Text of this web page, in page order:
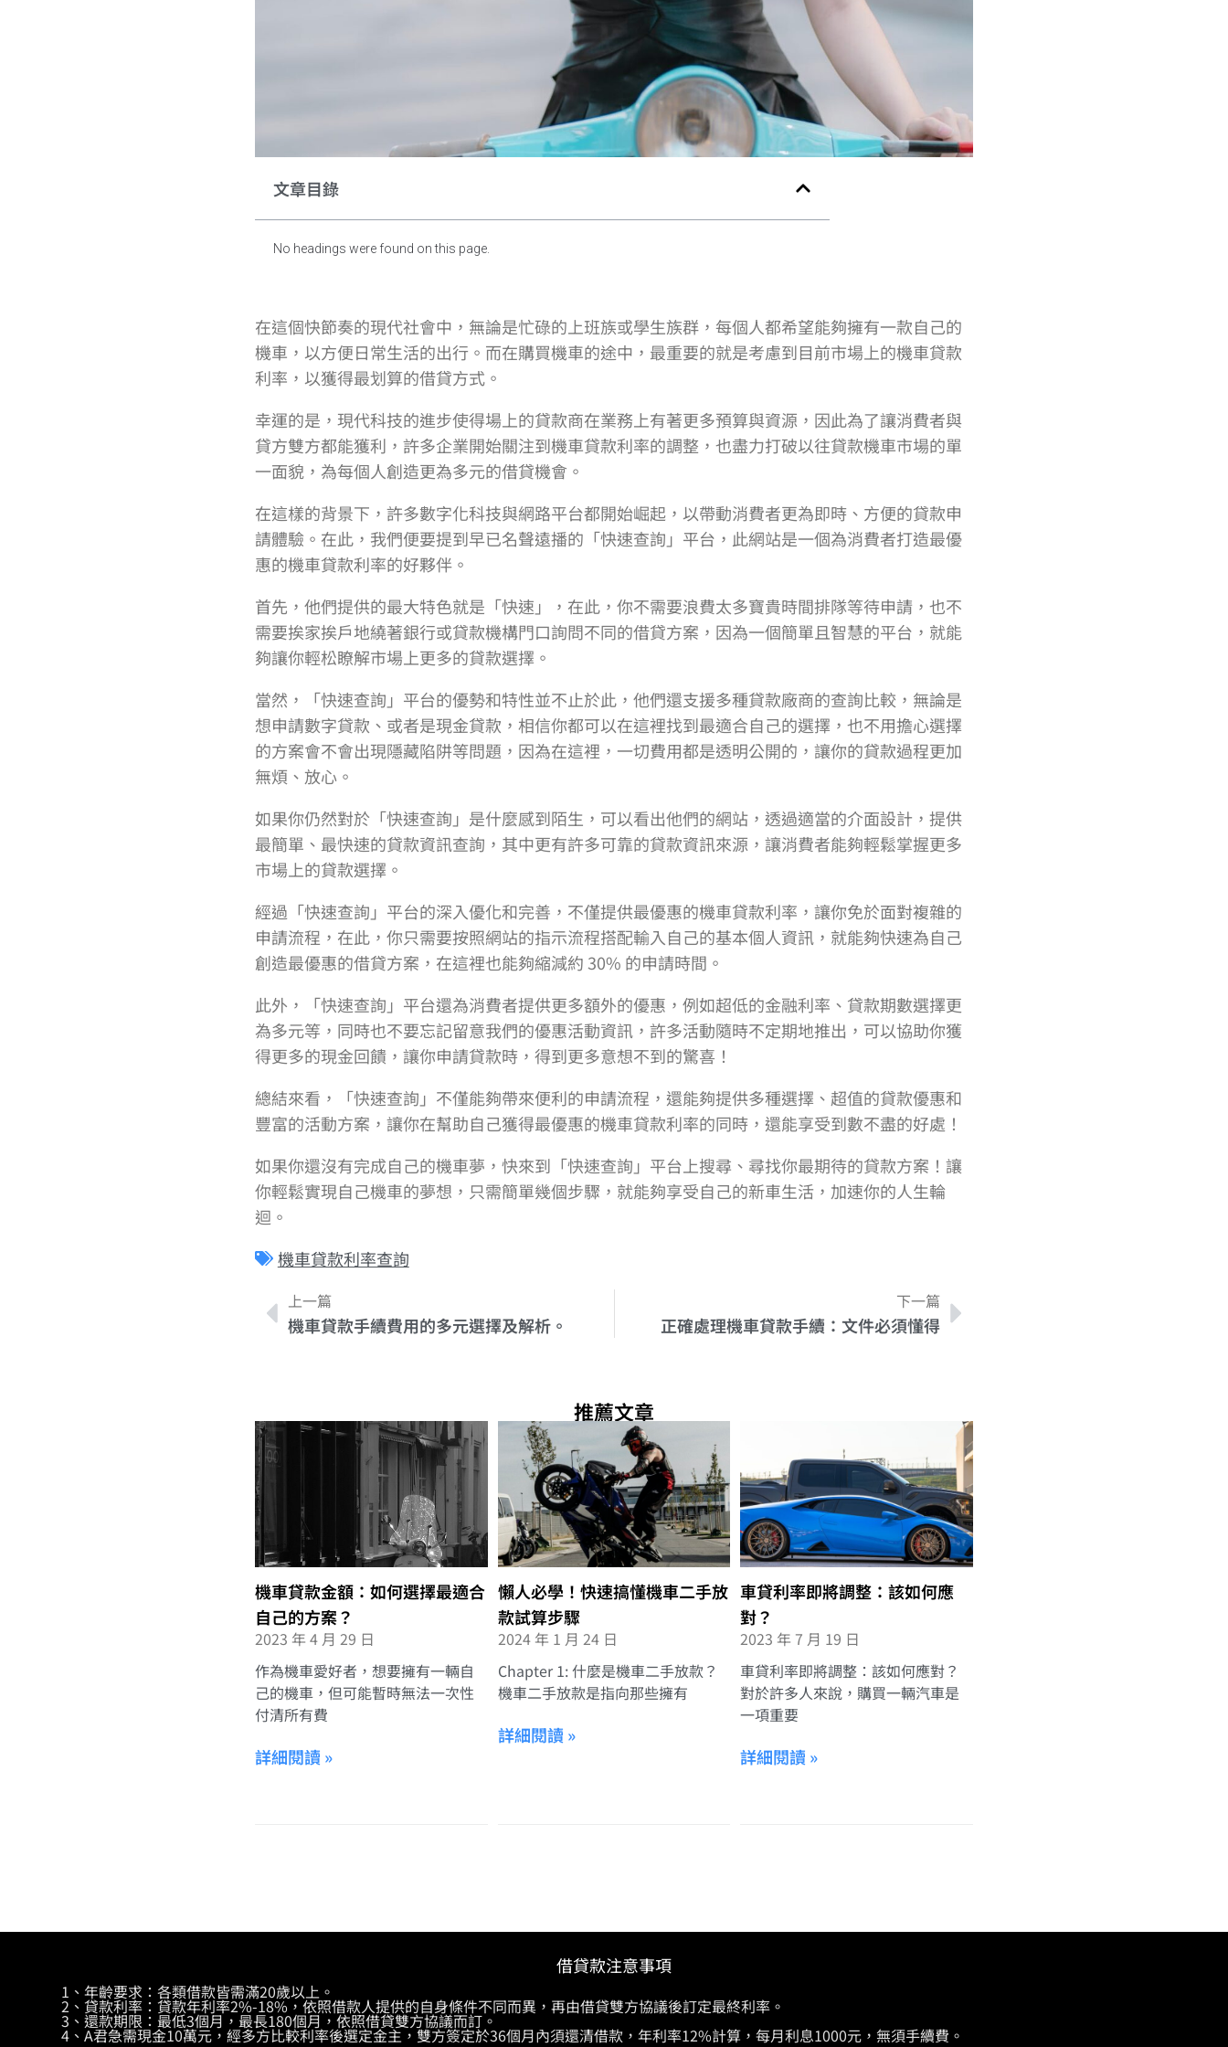
文章目錄
No headings were found on this page.
在這個快節奏的現代社會中，無論是忙碌的上班族或學生族群，每個人都希望能夠擁有一款自己的
機車，以方便日常生活的出行。而在購買機車的途中，最重要的就是考慮到目前市場上的機車貸款
利率，以獲得最划算的借貸方式。
幸運的是，現代科技的進步使得場上的貸款商在業務上有著更多預算與資源，因此為了讓消費者與
貸方雙方都能獲利，許多企業開始關注到機車貸款利率的調整，也盡力打破以往貸款機車市場的單
一面貌，為每個人創造更為多元的借貸機會。
在這樣的背景下，許多數字化科技與網路平台都開始崛起，以帶動消費者更為即時、方便的貸款申
請體驗。在此，我們便要提到早已名聲遠播的「快速查詢」平台，此網站是一個為消費者打造最優
惠的機車貸款利率的好夥伴。
首先，他們提供的最大特色就是「快速」，在此，你不需要浪費太多寶貴時間排隊等待申請，也不
需要挨家挨戶地繞著銀行或貸款機構門口詢問不同的借貸方案，因為一個簡單且智慧的平台，就能
夠讓你輕松瞭解市場上更多的貸款選擇。
當然，「快速查詢」平台的優勢和特性並不止於此，他們還支援多種貸款廠商的查詢比較，無論是
想申請數字貸款、或者是現金貸款，相信你都可以在這裡找到最適合自己的選擇，也不用擔心選擇
的方案會不會出現隱藏陷阱等問題，因為在這裡，一切費用都是透明公開的，讓你的貸款過程更加
無煩、放心。
如果你仍然對於「快速查詢」是什麼感到陌生，可以看出他們的網站，透過適當的介面設計，提供
最簡單、最快速的貸款資訊查詢，其中更有許多可靠的貸款資訊來源，讓消費者能夠輕鬆掌握更多
市場上的貸款選擇。
經過「快速查詢」平台的深入優化和完善，不僅提供最優惠的機車貸款利率，讓你免於面對複雜的
申請流程，在此，你只需要按照網站的指示流程搭配輸入自己的基本個人資訊，就能夠快速為自己
創造最優惠的借貸方案，在這裡也能夠縮減約 30% 的申請時間。
此外，「快速查詢」平台還為消費者提供更多額外的優惠，例如超低的金融利率、貸款期數選擇更
為多元等，同時也不要忘記留意我們的優惠活動資訊，許多活動隨時不定期地推出，可以協助你獲
得更多的現金回饋，讓你申請貸款時，得到更多意想不到的驚喜！
總結來看，「快速查詢」不僅能夠帶來便利的申請流程，還能夠提供多種選擇、超值的貸款優惠和
豐富的活動方案，讓你在幫助自己獲得最優惠的機車貸款利率的同時，還能享受到數不盡的好處！
如果你還沒有完成自己的機車夢，快來到「快速查詢」平台上搜尋、尋找你最期待的貸款方案！讓
你輕鬆實現自己機車的夢想，只需簡單幾個步驟，就能夠享受自己的新車生活，加速你的人生輪
迴。
機車貸款利率查詢
上一篇
機車貸款手續費用的多元選擇及解析。
下一篇
正確處理機車貸款手續：文件必須懂得
推薦文章
機車貸款金額：如何選擇最適合
自己的方案？
2023 年 4 月 29 日
作為機車愛好者，想要擁有一輛自
己的機車，但可能暫時無法一次性
付清所有費
詳細閱讀 »
懶人必學！快速搞懂機車二手放
款試算步驟
2024 年 1 月 24 日
Chapter 1: 什麼是機車二手放款？
機車二手放款是指向那些擁有
詳細閱讀 »
車貸利率即將調整：該如何應
對？
2023 年 7 月 19 日
車貸利率即將調整：該如何應對？
對於許多人來說，購買一輛汽車是
一項重要
詳細閱讀 »
借貸款注意事項
1、年齡要求：各類借款皆需滿20歲以上。
2、貸款利率：貸款年利率2%-18%，依照借款人提供的自身條件不同而異，再由借貸雙方協議後訂定最終利率。
3、還款期限：最低3個月，最長180個月，依照借貸雙方協議而訂。
4、A君急需現金10萬元，經多方比較利率後選定金主，雙方簽定於36個月內須還清借款，年利率12%計算，每月利息1000元，無須手續費。